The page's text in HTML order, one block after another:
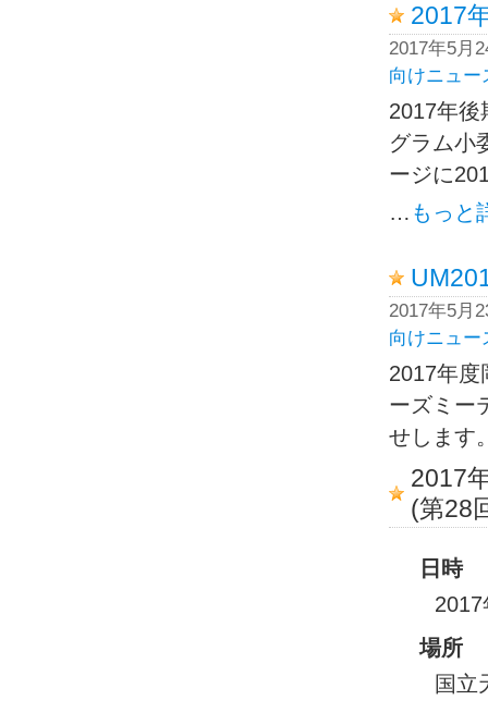
2017
2017年5月
向けニュー
2017年後
グラム小
ージに
… もっと
2017年5月
向けニュー
2017年度
ーズミー
せします
2017
(第28
日時
場所
国立